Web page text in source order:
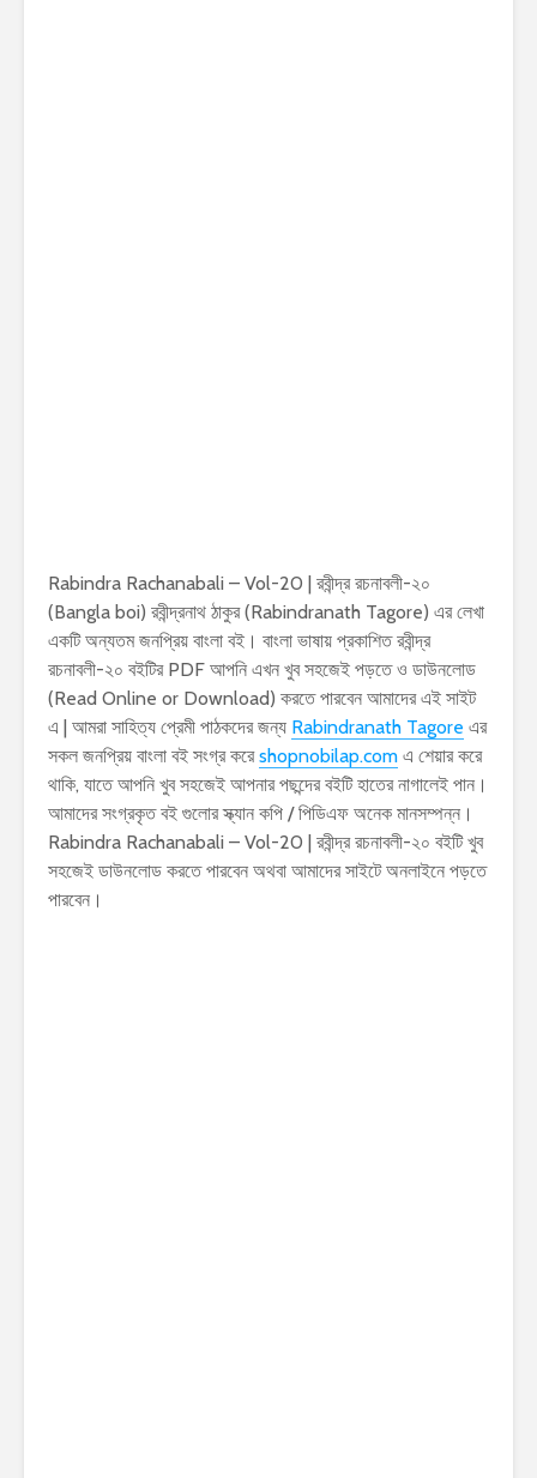
Rabindra Rachanabali – Vol-20 | রবীন্দ্র রচনাবলী-২০
(Bangla boi) রবীন্দ্রনাথ ঠাকুর (Rabindranath Tagore) এর লেখা
একটি অন্যতম জনপ্রিয় বাংলা বই। বাংলা ভাষায় প্রকাশিত রবীন্দ্র
রচনাবলী-২০ বইটির PDF আপনি এখন খুব সহজেই পড়তে ও ডাউনলোড
(Read Online or Download) করতে পারবেন আমাদের এই সাইট
এ | আমরা সাহিত্য প্রেমী পাঠকদের জন্য Rabindranath Tagore এর
সকল জনপ্রিয় বাংলা বই সংগ্র করেshopnobilap.com এ শেয়ার করে
থাকি, যাতে আপনি খুব সহজেই আপনার পছন্দের বইটি হাতের নাগালেই পান।
আমাদের সংগ্রকৃত বই গুলোর স্ক্যান কপি / পিডিএফ অনেক মানসম্পন্ন।
Rabindra Rachanabali – Vol-20 | রবীন্দ্র রচনাবলী-২০ বইটি খুব
সহজেই ডাউনলোড করতে পারবেন অথবা আমাদের সাইটে অনলাইনে পড়তে
পারবেন।